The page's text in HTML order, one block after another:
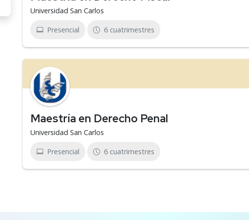
Universidad San Carlos
Presencial 6 cuatrimestres
Maestría en Derecho Penal
Universidad San Carlos
Presencial 6 cuatrimestres